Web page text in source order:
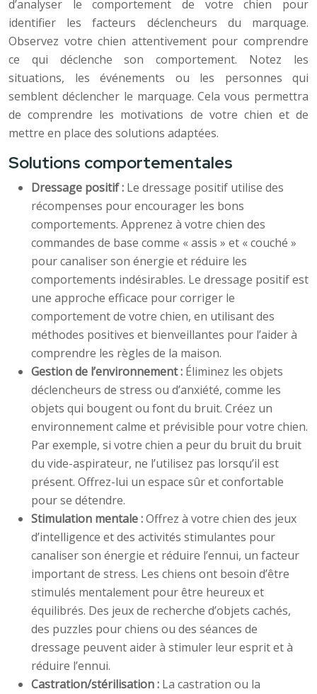
d’analyser le comportement de votre chien pour
identifier les facteurs déclencheurs du marquage.
Observez votre chien attentivement pour comprendre
ce qui déclenche son comportement. Notez les
situations, les événements ou les personnes qui
semblent déclencher le marquage. Cela vous permettra
de comprendre les motivations de votre chien et de
mettre en place des solutions adaptées.
Solutions comportementales
Dressage positif : Le dressage positif utilise des
récompenses pour encourager les bons
comportements. Apprenez à votre chien des
commandes de base comme « assis » et « couché »
pour canaliser son énergie et réduire les
comportements indésirables. Le dressage positif est
une approche efficace pour corriger le
comportement de votre chien, en utilisant des
méthodes positives et bienveillantes pour l’aider à
comprendre les règles de la maison.
Gestion de l’environnement : Éliminez les objets
déclencheurs de stress ou d’anxiété, comme les
objets qui bougent ou font du bruit. Créez un
environnement calme et prévisible pour votre chien.
Par exemple, si votre chien a peur du bruit du bruit
du vide-aspirateur, ne l’utilisez pas lorsqu’il est
présent. Offrez-lui un espace sûr et confortable
pour se détendre.
Stimulation mentale :Offrez à votre chien des jeux
d’intelligence et des activités stimulantes pour
canaliser son énergie et réduire l’ennui, un facteur
important de stress. Les chiens ont besoin d’être
stimulés mentalement pour être heureux et
équilibrés. Des jeux de recherche d’objets cachés,
des puzzles pour chiens ou des séances de
dressage peuvent aider à stimuler leur esprit et à
réduire l’ennui.
Castration/stérilisation : La castration ou la